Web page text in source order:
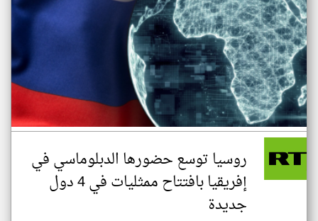
روسيا توسع حضورها الدبلوماسي في
إفريقيا بافتتاح ممثليات في 4 دول
جديدة